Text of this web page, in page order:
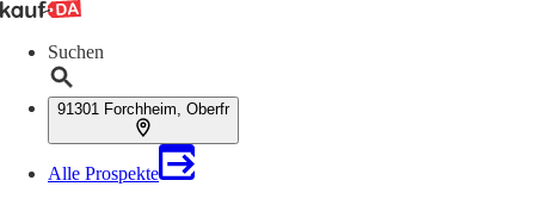
Suchen
91301 Forchheim, Oberfr
Alle Prospekte